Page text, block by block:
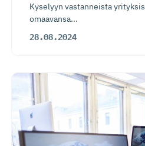
Kyselyyn vastanneista
omaavansa...
28.08.2024